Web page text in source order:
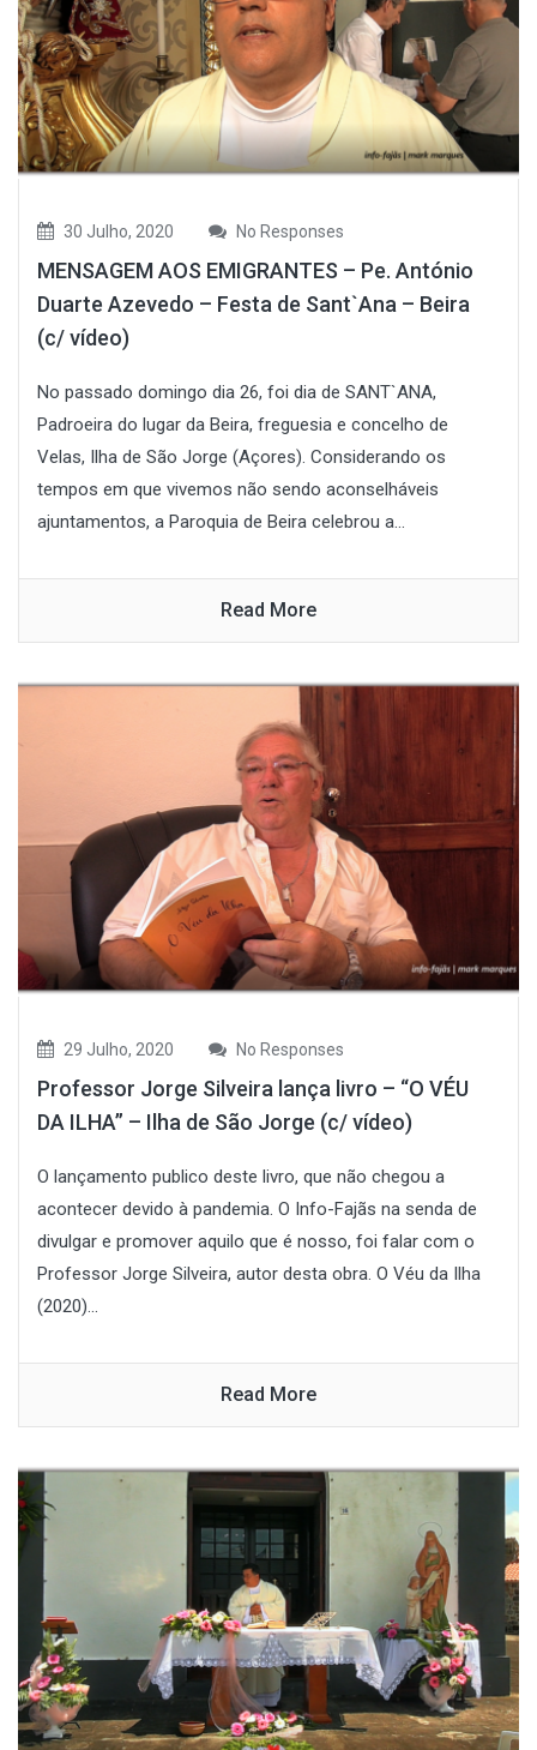
30 Julho, 2020 No Responses
MENSAGEM AOS EMIGRANTES – Pe. António
Duarte Azevedo – Festa de Sant`Ana – Beira
(c/ vídeo)
No passado domingo dia 26, foi dia de SANT`ANA,
Padroeira do lugar da Beira, freguesia e concelho de
Velas, Ilha de São Jorge (Açores). Considerando os
tempos em que vivemos não sendo aconselháveis
ajuntamentos, a Paroquia de Beira celebrou a...
Read More
29 Julho, 2020 No Responses
Professor Jorge Silveira lança livro – “O VÉU
DA ILHA” – Ilha de São Jorge (c/ vídeo)
O lançamento publico deste livro, que não chegou a
acontecer devido à pandemia. O Info-Fajãs na senda de
divulgar e promover aquilo que é nosso, foi falar com o
Professor Jorge Silveira, autor desta obra. O Véu da Ilha
(2020)...
Read More